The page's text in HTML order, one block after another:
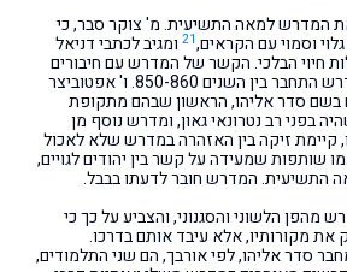
המדרש למאה התשיעית. מ' צוקר סבר, כי
וסמוי עם הקראים,21 ומגיב לכתבי דניאל
חיוי הבלכי. הקשר של המדרש עם חיבורים
אלו מעיד לדעתו כי המדרש התחבר בין השנים 850-860. ו' אפטוביצר
בשם סדר אליהו, הראשון שבהם מתקופת
בפני רב נטרונאי גאון, ומדרש נוסף מן
זיקה בין האזהרה במדרש שלא לאכול
שותפות שמעידה על קשר בין יהודים לגויים,
התשיעית. המדרש חובר לדעתו בבבל.
מהפן הלשוני והסגנוני, והצביע על כך כי
מקורותיו, אלא עיבד אותם בדרכו.
סדר אליהו, לפי אורבך, הם שני התלמודים,